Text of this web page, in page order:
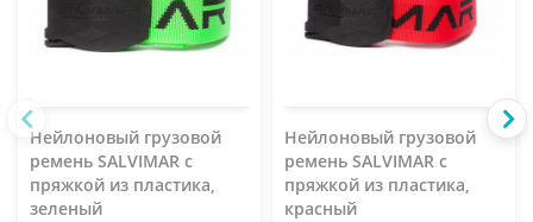
Нейлоновый грузовой
ремень SALVIMAR с
пряжкой из пластика,
зеленый
Нейлоновый грузовой
ремень SALVIMAR с
пряжкой из пластика,
красный